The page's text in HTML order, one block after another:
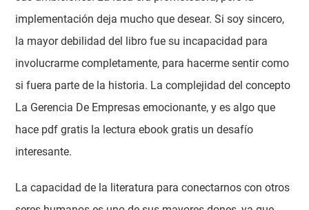
implementación deja mucho que desear. Si soy sincero,
la mayor debilidad del libro fue su incapacidad para
involucrarme completamente, para hacerme sentir como
si fuera parte de la historia. La complejidad del concepto
La Gerencia De Empresas emocionante, y es algo que
hace pdf gratis la lectura ebook gratis un desafío
interesante.
La capacidad de la literatura para conectarnos con otros